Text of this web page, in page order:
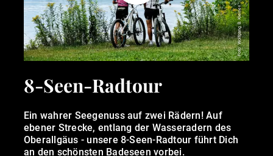
Foto: Wolfgang B. Kleiner
8-Seen-Radtour
Ein wahrer Seegenuss auf zwei Rädern! Auf
ebener Strecke, entlang der Wasseradern des
Oberallgäus - unsere 8-Seen-Radtour führt Dich
an den schönsten Badeseen vorbei.